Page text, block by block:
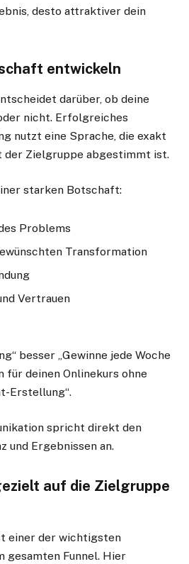
desto attraktiver dein
entwickeln
darüber, ob deine
nicht. Erfolgreiches
nutzt eine Sprache, die exakt
der Zielgruppe abgestimmt ist.
starken Botschaft:
Problems
Transformation
Vertrauen
besser „Gewinne jede Woche
deinen Onlinekurs ohne
Erstellung“.
spricht direkt den
und Ergebnissen an.
auf die Zielgruppe
einer der wichtigsten
gesamten Funnel. Hier